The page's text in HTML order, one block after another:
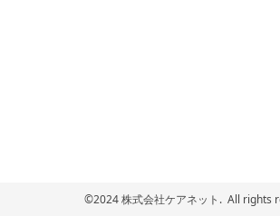
©2024 株式会社ケアネット. All rights